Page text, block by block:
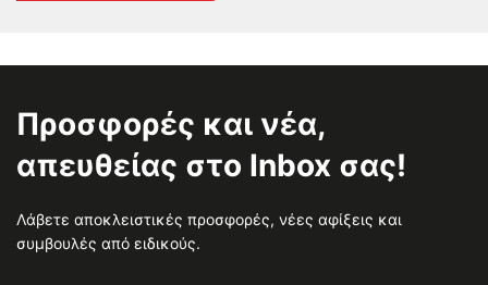
Προσφορές και νέα,
απευθείας στο Inbox σας!
Λάβετε αποκλειστικές προσφορές, νέες αφίξεις και
συμβουλές από ειδικούς.